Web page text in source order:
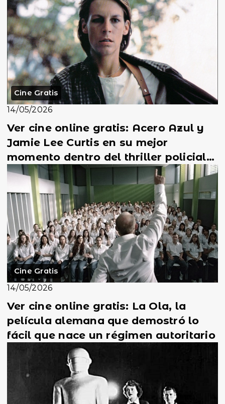
Cine Gratis
14/05/2026
Ver cine online gratis: Acero Azul y
Jamie Lee Curtis en su mejor
momento dentro del thriller policial
más intenso de...
Cine Gratis
14/05/2026
Ver cine online gratis: La Ola, la
película alemana que demostró lo
fácil que nace un régimen autoritario